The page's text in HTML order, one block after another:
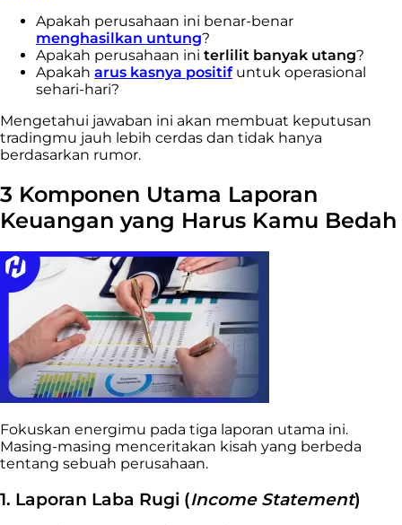
Apakah perusahaan ini benar-benar
menghasilkan untung?
Apakah perusahaan ini terlilit banyak utang?
Apakah arus kasnya positifuntuk operasional
sehari-hari?
Mengetahui jawaban ini akan membuat keputusan
tradingmu jauh lebih cerdas dan tidak hanya
berdasarkan rumor.
3 Komponen Utama Laporan
Keuangan yang Harus Kamu Bedah
Fokuskan energimu pada tiga laporan utama ini.
Masing-masing menceritakan kisah yang berbeda
tentang sebuah perusahaan.
1. Laporan Laba Rugi (Income Statement)